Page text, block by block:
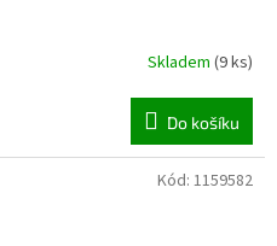
Skladem (9 ks)
Do košíku
Kód: 1159582